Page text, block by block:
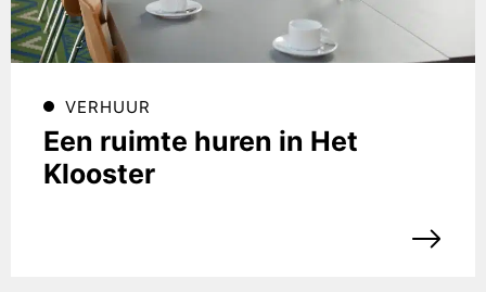
VERHUUR
Een ruimte huren in Het
Klooster